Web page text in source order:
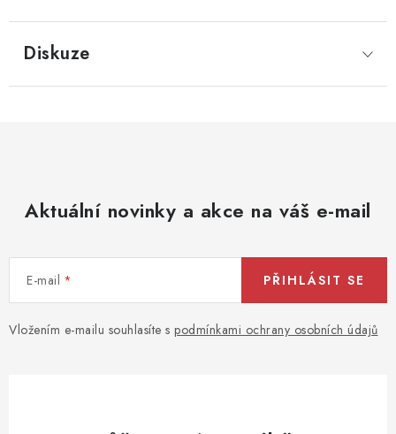
Diskuze
Aktuální novinky a akce na váš e-mail
E-mail
Vložením e-mailu souhlasíte s podmínkami ochrany osobních údajů
PŘIHLÁSIT SE